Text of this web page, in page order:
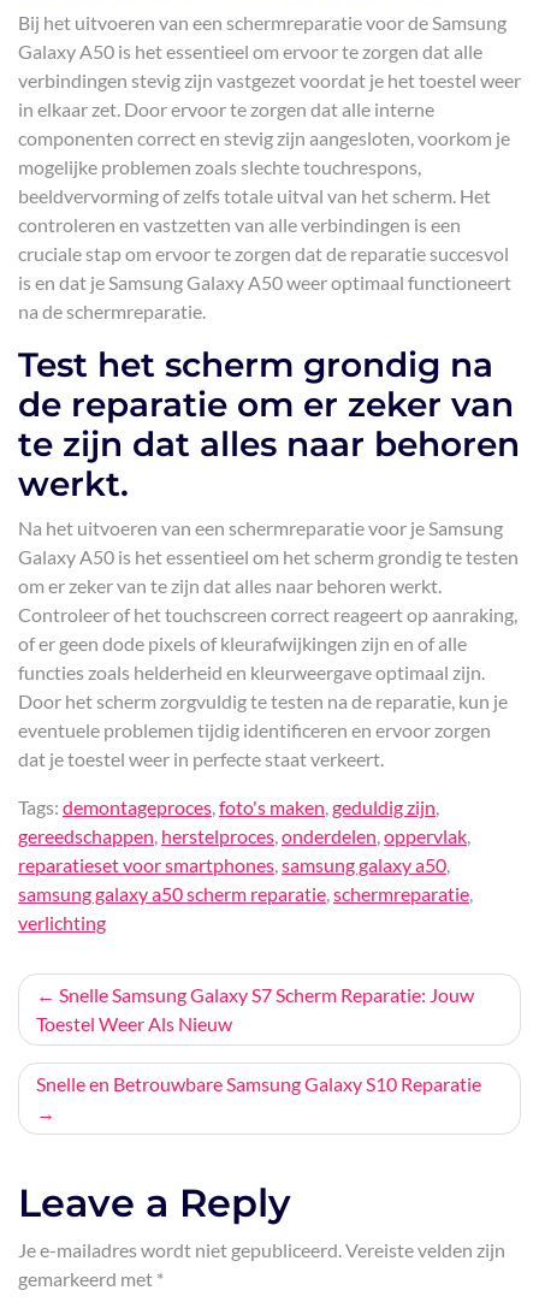
Bij het uitvoeren van een schermreparatie voor de Samsung
Galaxy A50 is het essentieel om ervoor te zorgen dat alle
verbindingen stevig zijn vastgezet voordat je het toestel weer
in elkaar zet. Door ervoor te zorgen dat alle interne
componenten correct en stevig zijn aangesloten, voorkom je
mogelijke problemen zoals slechte touchrespons,
beeldvervorming of zelfs totale uitval van het scherm. Het
controleren en vastzetten van alle verbindingen is een
cruciale stap om ervoor te zorgen dat de reparatie succesvol
is en dat je Samsung Galaxy A50 weer optimaal functioneert
na de schermreparatie.
Test het scherm grondig na
de reparatie om er zeker van
te zijn dat alles naar behoren
werkt.
Na het uitvoeren van een schermreparatie voor je Samsung
Galaxy A50 is het essentieel om het scherm grondig te testen
om er zeker van te zijn dat alles naar behoren werkt.
Controleer of het touchscreen correct reageert op aanraking,
of er geen dode pixels of kleurafwijkingen zijn en of alle
functies zoals helderheid en kleurweergave optimaal zijn.
Door het scherm zorgvuldig te testen na de reparatie, kun je
eventuele problemen tijdig identificeren en ervoor zorgen
dat je toestel weer in perfecte staat verkeert.
Tags: demontageproces,foto's maken,geduldig zijn,
gereedschappen, herstelproces,onderdelen,oppervlak,
reparatieset voor smartphones,samsung galaxy a50,
samsung galaxy a50 scherm reparatie,schermreparatie,
verlichting
Bericht
navigatie
Snelle Samsung Galaxy S7 Scherm Reparatie: Jouw
Toestel Weer Als Nieuw
Snelle en Betrouwbare Samsung Galaxy S10 Reparatie
Leave a Reply
Je e-mailadres wordt niet gepubliceerd.Vereiste velden zijn
gemarkeerd met *